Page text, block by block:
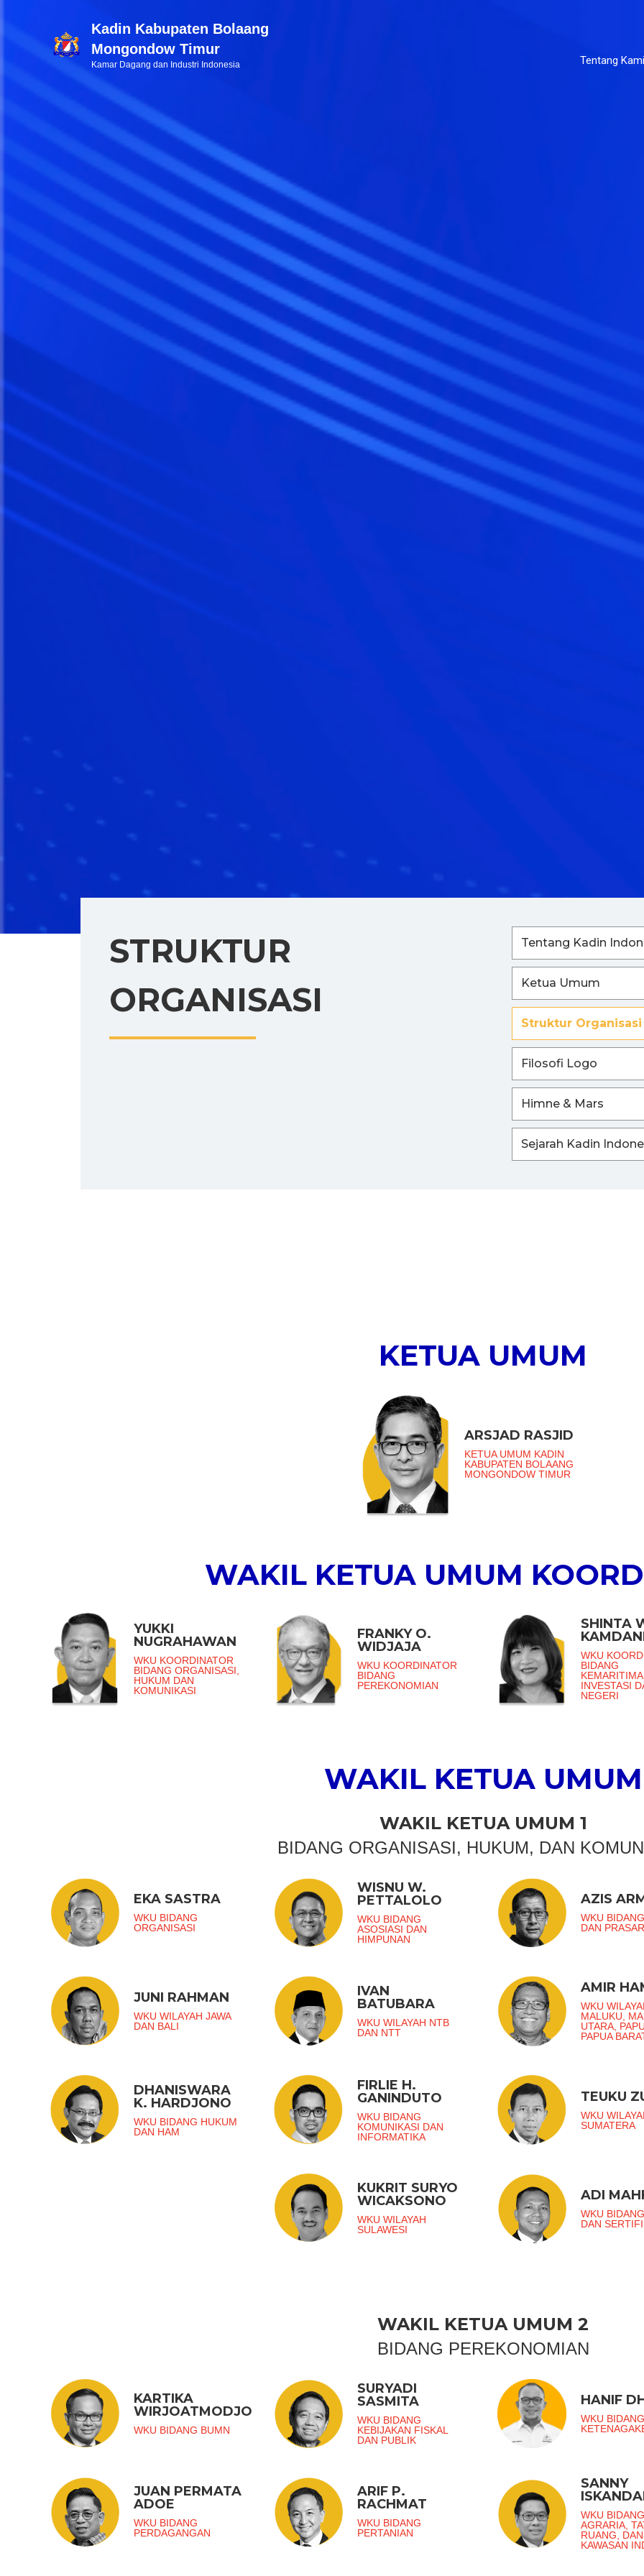
Kadin Kabupaten Bolaang
Mongondow Timur
Kamar Dagang dan Industri Indonesia Tentang Kami
STRUKTUR
ORGANISASI
Tentang Kadin
Ketua Umum
Struktur Organisasi
Filosofi Logo
Himne & Mars
Sejarah Kadin
KETUA UMUM
ARSJAD RASJID
KETUA UMUM KADIN
KABUPATEN BOLAANG
MONGONDOW TIMUR
WAKIL KETUA UMUM
YUKKI
NUGRAHAWAN
WKU KOORDINATOR
BIDANG ORGANISASI,
HUKUM DAN
KOMUNIKASI
FRANKY O.
WIDJAJA
WKU KOORDINATOR
BIDANG
PEREKONOMIAN
SHINTA
WKU
BIDANG
INVESTASI
NEGERI
WAKIL KETUA UMUM
WAKIL KETUA UMUM 1
BIDANG ORGANISASI, HUKUM, DAN
EKA SASTRA
WKU BIDANG
ORGANISASI
WISNU W.
PETTALOLO
WKU BIDANG
ASOSIASI DAN
HIMPUNAN
AZIS
WKU
DAN
JUNI RAHMAN
WKU WILAYAH JAWA
DAN BALI
IVAN
BATUBARA
WKU WILAYAH NTB
DAN NTT
AMIR
WKU
MALUKU,
UTARA,
PAPUA
DHANISWARA
K. HARDJONO
WKU BIDANG HUKUM
DAN HAM
FIRLIE H.
GANINDUTO
WKU BIDANG
KOMUNIKASI DAN
INFORMATIKA
TEUKU
WKU
SUMATERA
KUKRIT SURYO
WICAKSONO
WKU WILAYAH
SULAWESI
ADI
WKU
DAN
WAKIL KETUA UMUM 2
BIDANG PEREKONOMIAN
KARTIKA
WIRJOATMODJO
WKU BIDANG BUMN
SURYADI
SASMITA
WKU BIDANG
KEBIJAKAN FISKAL
DAN PUBLIK
HANIF
WKU
JUAN PERMATA
ADOE
WKU BIDANG
PERDAGANGAN
ARIF P.
RACHMAT
WKU BIDANG
PERTANIAN
SANNY
WKU
AGRARIA,
RUANG, DAN
KAWASAN